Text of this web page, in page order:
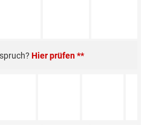
Hier prüfen **